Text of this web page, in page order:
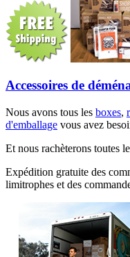
Accessoires de
Nous avons tous les boxes,
d'emballage vous avez
Et nous rachèterons toutes
Expédition gratuite des
limitrophes et des